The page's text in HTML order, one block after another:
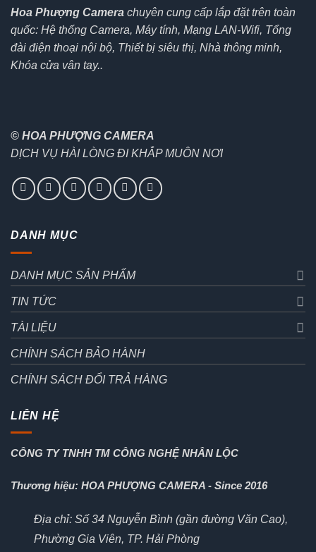
Hoa Phượng Camera chuyên cung cấp lắp đặt trên toàn
quốc: Hệ thống Camera, Máy tính, Mạng LAN-Wifi, Tổng
đài điện thoại nội bộ, Thiết bị siêu thị, Nhà thông minh,
Khóa cửa vân tay..
© HOA PHƯỢNG CAMERA
DỊCH VỤ HÀI LÒNG ĐI KHẮP MUÔN NƠI
DANH MỤC
DANH MỤC SẢN PHẨM
TIN TỨC
TÀI LIỆU
CHÍNH SÁCH BẢO HÀNH
CHÍNH SÁCH ĐỔI TRẢ HÀNG
LIÊN HỆ
CÔNG TY TNHH TM CÔNG NGHỆ NHÂN LỘC
Thương hiệu: HOA PHƯỢNG CAMERA - Since 2016
Địa chỉ: Số 34 Nguyễn Bình (gần đường Văn Cao),
Phường Gia Viên, TP. Hải Phòng